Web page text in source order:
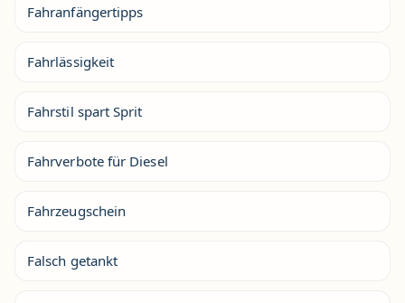
Fahranfängertipps
Fahrlässigkeit
Fahrstil spart Sprit
Fahrverbote für Diesel
Fahrzeugschein
Falsch getankt